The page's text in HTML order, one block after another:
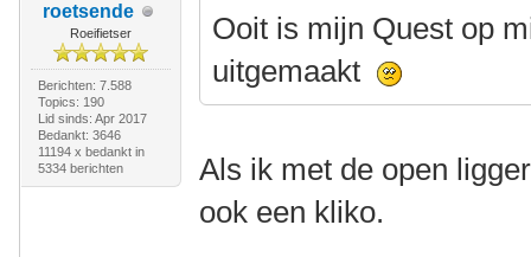
roetsende
Roeifietser
Berichten: 7.588
Topics: 190
Lid sinds: Apr 2017
Bedankt: 3646
11194 x bedankt in
5334 berichten
Ooit is mijn Quest op
uitgemaakt
Als ik met de open
ook een kliko.